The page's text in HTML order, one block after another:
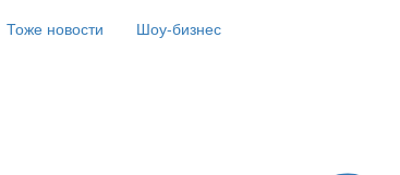
Тоже новости
Шоу-бизнес